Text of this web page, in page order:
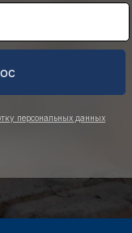
персональных данных